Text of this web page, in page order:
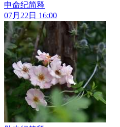
申命纪简释
07月22日 16:00